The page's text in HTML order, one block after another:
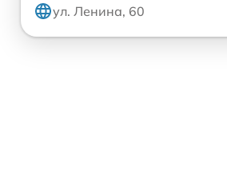
ул. Ленина, 60